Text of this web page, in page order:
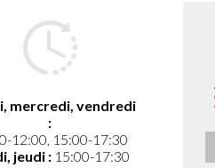
mercredi, vendredi
:
12:00, 15:00-17:30
jeudi :15:00-17:30